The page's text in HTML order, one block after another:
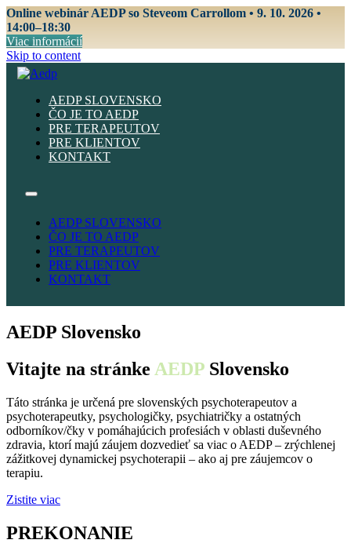
Online webinár AEDP so Steveom Carrollom • 9. 10. 2026 •
14:00–18:30
Viac informácií
Skip to content
AEDP SLOVENSKO
ČO JE TO AEDP
PRE TERAPEUTOV
PRE KLIENTOV
KONTAKT
AEDP SLOVENSKO
ČO JE TO AEDP
PRE TERAPEUTOV
PRE KLIENTOV
KONTAKT
AEDP Slovensko
Vitajte na stránke AEDP Slovensko
Táto stránka je určená pre slovenských psychoterapeutov a
psychoterapeutky, psychologičky, psychiatričky a ostatných
odborníkov/čky v pomáhajúcich profesiách v oblasti duševného
zdravia, ktorí majú záujem dozvedieť sa viac o AEDP – zrýchlenej
zážitkovej dynamickej psychoterapii – ako aj pre záujemcov o
terapiu.
Zistite viac
PREKONANIE